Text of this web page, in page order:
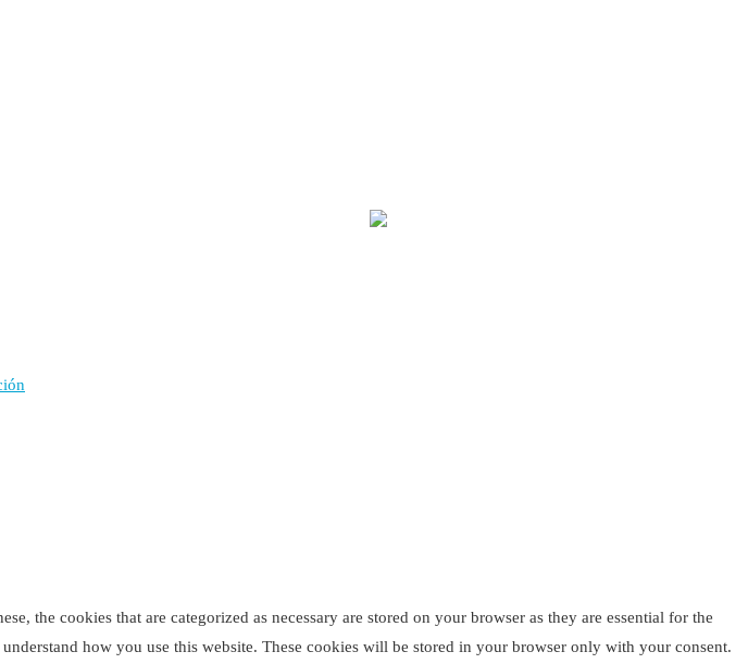
the cookies that are categorized as necessary are stored on your browser as they are essential for the
how you use this website. These cookies will be stored in your browser only with your consent.